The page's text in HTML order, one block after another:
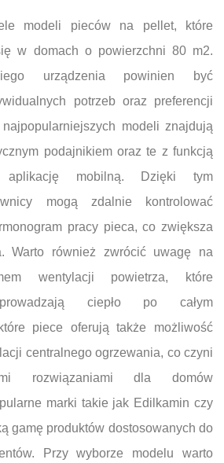
modeli pieców na pellet, które
w domach o powierzchni 80 m2.
urządzenia powinien być
potrzeb oraz preferencji
modeli znajdują
podajnikiem oraz te z funkcją
aplikację mobilną. Dzięki tym
mogą zdalnie kontrolować
pracy pieca, co zwiększa
Warto również zwrócić uwagę na
wentylacji powietrza, które
ciepło po całym
piece oferują także możliwość
centralnego ogrzewania, co czyni
rozwiązaniami dla domów
marki takie jak Edilkamin czy
gamę produktów dostosowanych do
Przy wyborze modelu warto